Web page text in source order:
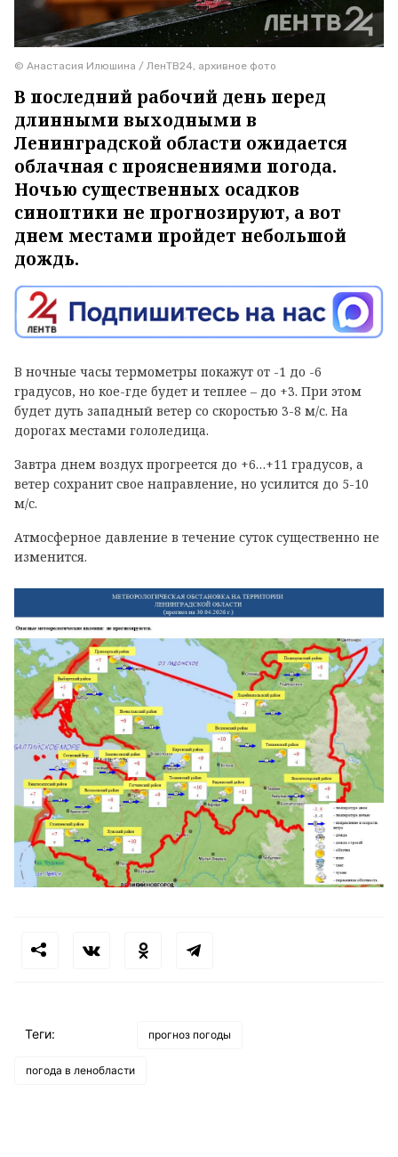
© Анастасия Илюшина / ЛенТВ24, архивное фото
В последний рабочий день перед
длинными выходными в
Ленинградской области ожидается
облачная с прояснениями погода.
Ночью существенных осадков
синоптики не прогнозируют, а вот
днем местами пройдет небольшой
дождь.
В ночные часы термометры покажут от -1 до -6
градусов, но кое-где будет и теплее – до +3. При этом
будет дуть западный ветер со скоростью 3-8 м/с. На
дорогах местами гололедица.
Завтра днем воздух прогреется до +6…+11 градусов, а
ветер сохранит свое направление, но усилится до 5-10
м/с.
Атмосферное давление в течение суток существенно не
изменится.
Теги: прогноз погоды
погода в ленобласти